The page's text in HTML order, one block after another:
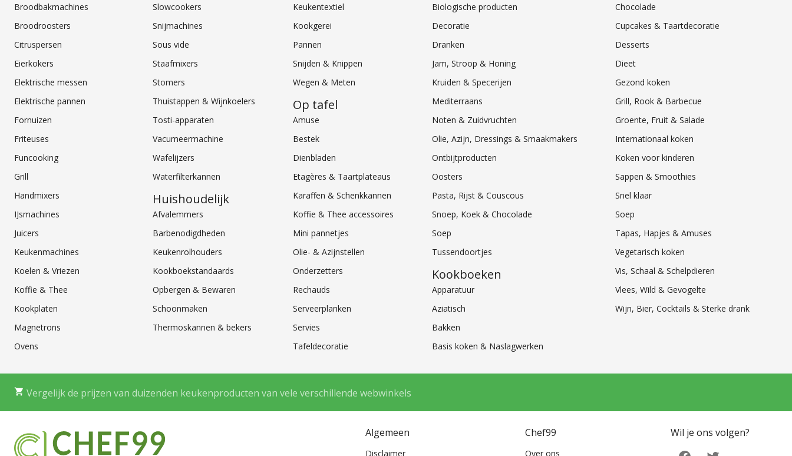
Broodbakmachines
Broodroosters
Citruspersen
Eierkokers
Elektrische messen
Elektrische pannen
Fornuizen
Friteuses
Funcooking
Grill
Handmixers
IJsmachines
Juicers
Keukenmachines
Koelen & Vriezen
Koffie & Thee
Kookplaten
Magnetrons
Ovens
Slowcookers
Snijmachines
Sous vide
Staafmixers
Stomers
Thuistappen & Wijnkoelers
Tosti-apparaten
Vacumeermachine
Wafelijzers
Waterfilterkannen
Huishoudelijk
Afvalemmers
Barbenodigdheden
Keukenrolhouders
Kookboekstandaards
Opbergen & Bewaren
Schoonmaken
Thermoskannen & bekers
Keukentextiel
Kookgerei
Pannen
Snijden & Knippen
Wegen & Meten
Op tafel
Amuse
Bestek
Dienbladen
Etagères & Taartplateaus
Karaffen & Schenkkannen
Koffie & Thee accessoires
Mini pannetjes
Olie- & Azijnstellen
Onderzetters
Rechauds
Serveerplanken
Servies
Tafeldecoratie
Biologische producten
Decoratie
Dranken
Jam, Stroop & Honing
Kruiden & Specerijen
Mediterraans
Noten & Zuidvruchten
Olie, Azijn, Dressings & Smaakmakers
Ontbijtproducten
Oosters
Pasta, Rijst & Couscous
Snoep, Koek & Chocolade
Soep
Tussendoortjes
Kookboeken
Apparatuur
Aziatisch
Bakken
Basis koken & Naslagwerken
Chocolade
Cupcakes & Taartdecoratie
Desserts
Dieet
Gezond koken
Grill, Rook & Barbecue
Groente, Fruit & Salade
Internationaal koken
Koken voor kinderen
Sappen & Smoothies
Snel klaar
Soep
Tapas, Hapjes & Amuses
Vegetarisch koken
Vis, Schaal & Schelpdieren
Vlees, Wild & Gevogelte
Wijn, Bier, Cocktails & Sterke drank
Vergelijk de prijzen van duizenden keukenproducten van vele verschillende webwinkels
Algemeen
Disclaimer
Chef99
Over ons
Wil je ons volgen?